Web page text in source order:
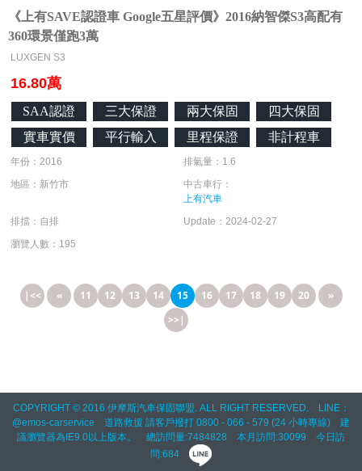
《上有SAVE認證車 Google五星評價》2016納智傑S3高配有
360環景僅跑3萬
LUXGEN S3
16.80萬
SAA認證 三大保證 兩大保固
四大保固
實車實價
平行輸入 里程保證 非計程車
年份：2016
排氣量：1.6
地區：新竹市
中古車行：
上有汽車
排擋：自排
Update：2024-02-27
瀏覽人數：195
|<< « 11 12 13 14 15 16 17 18 19 20
»
>>|
COPYRIGHT © 2016 伊摩斯汽車保固聯盟. ALL RIGHT RESERVED. LINE：
@emos-carservice 道路救援 請客戶撥打 0800 - 066 - 579 (24 小時專線) 建
議瀏覽器為IE9.0以上版本。 總訪問量:7484828 本月訪問:30099 今日訪
問:684